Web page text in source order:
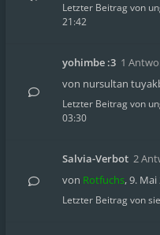
Letzter Beitrag von
21:42
yohimbe :3 1
von nursultan
Letzter Beitrag von
03:30
Salvia-Verbot 2
von Rotfuchs,9. Mai
Letzter Beitrag von